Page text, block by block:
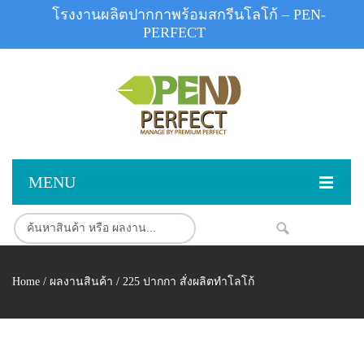
MENU
หน้าแรก
ปากกาโลหะ
สินค้าสต็อก
ผลงานสินค้า
Home / ผลงานสินค้า / 225 ปากกา สั่งผลิตทำโลโก้
โรงงานผลิตปากกาพร้อมสกรีนโลโก้ – PEN-
PERFECT